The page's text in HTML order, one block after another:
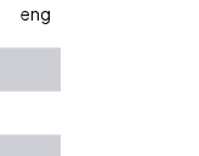
eng